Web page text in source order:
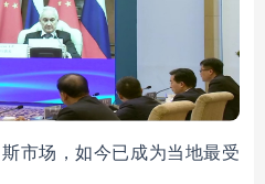
市场，如今已成为当地最受